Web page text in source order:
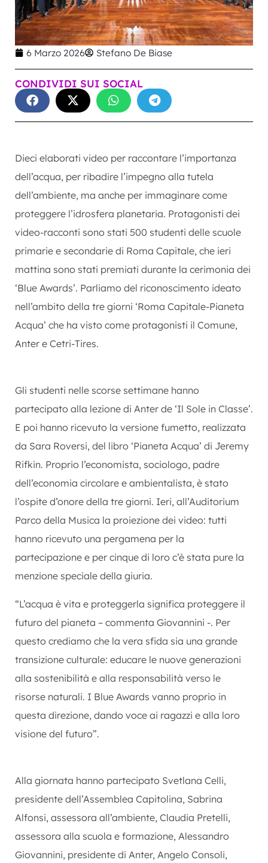
6 Marzo 2026 Stefano De Biase
CONDIVIDI SUI SOCIAL
Dieci elaborati video per raccontare l’importanza
dell’acqua, per ribadire l’impegno alla tutela
dell’ambiente, ma anche per immaginare come
proteggere l’idrosfera planetaria. Protagonisti dei
video-racconti sono stati 500 studenti delle scuole
primarie e secondarie di Roma Capitale, che ieri
mattina sono stati premiati durante la cerimonia dei
‘Blue Awards’. Parliamo del riconoscimento ideato
nell’ambito della tre giorni ‘Roma Capitale-Pianeta
Acqua’ che ha visto come protagonisti il Comune,
Anter e Cetri-Tires.
Gli studenti nelle scorse settimane hanno
partecipato alla lezione di Anter de ‘Il Sole in Classe’.
E poi hanno ricevuto la versione fumetto, realizzata
da Sara Roversi, del libro ‘Pianeta Acqua’ di Jeremy
Rifkin. Proprio l’economista, sociologo, padre
dell’economia circolare e ambientalista, è stato
l’ospite d’onore della tre giorni. Ieri, all’Auditorium
Parco della Musica la proiezione dei video: tutti
hanno ricevuto una pergamena per la
partecipazione e per cinque di loro c’è stata pure la
menzione speciale della giuria.
“L’acqua è vita e proteggerla significa proteggere il
futuro del pianeta – commenta Giovannini -. Per
questo crediamo che la vera sfida sia una grande
transizione culturale: educare le nuove generazioni
alla sostenibilità e alla responsabilità verso le
risorse naturali. I Blue Awards vanno proprio in
questa direzione, dando voce ai ragazzi e alla loro
visione del futuro”.
Alla giornata hanno partecipato Svetlana Celli,
presidente dell’Assemblea Capitolina, Sabrina
Alfonsi, assessora all’ambiente, Claudia Pretelli,
assessora alla scuola e formazione, Alessandro
Giovannini, presidente di Anter, Angelo Consoli,